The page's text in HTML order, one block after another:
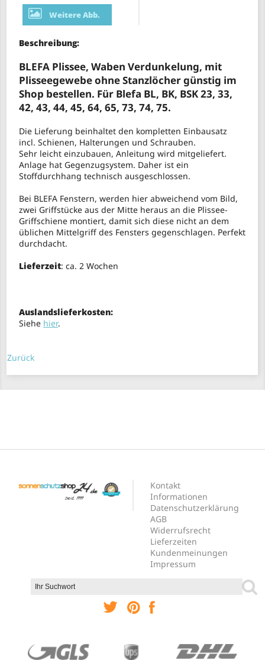
Weitere Abb.
Beschreibung:
BLEFA Plissee, Waben Verdunkelung, mit
Plisseegewebe ohne Stanzlöcher günstig im
Shop bestellen. Für Blefa BL, BK, BSK 23, 33,
42, 43, 44, 45, 64, 65, 73, 74, 75.
Die Lieferung beinhaltet den kompletten Einbausatz
incl. Schienen, Halterungen und Schrauben.
Sehr leicht einzubauen, Anleitung wird mitgeliefert.
Anlage hat Gegenzugsystem. Daher ist ein
Stoffdurchhang technisch ausgeschlossen.
Bei BLEFA Fenstern, werden hier abweichend vom Bild,
zwei Griffstücke aus der Mitte heraus an die Plissee-
Griffschiene montiert, damit sich diese nicht an dem
üblichen Mittelgriff des Fensters gegenschlagen. Perfekt
durchdacht.
Lieferzeit: ca. 2 Wochen
Auslandslieferkosten:
Siehe hier.
Zurück
Kontakt
Informationen
Datenschutzerklärung
AGB
Widerrufsrecht
Lieferzeiten
Kundenmeinungen
Impressum